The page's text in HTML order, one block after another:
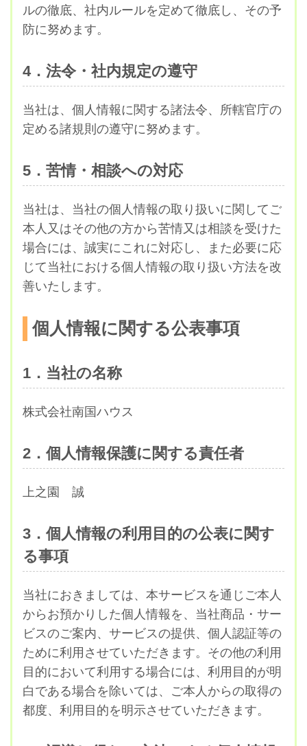
ルの徹底、社内ルールを定めて徹底し、その予
防に努めます。
4．法令・社内規定の遵守
当社は、個人情報に関する諸法令、所轄官庁の
定める諸規則の遵守に努めます。
5．苦情・相談への対応
当社は、当社の個人情報の取り扱いに関してご
本人又はその他の方から苦情又は相談を受けた
場合には、誠実にこれに対応し、また必要に応
じて当社における個人情報の取り扱い方法を改
善いたします。
個人情報に関する公表事項
1．当社の名称
株式会社南国ハウス
2．個人情報保護に関する責任者
上之園 誠
3．個人情報の利用目的の公表に関す
る事項
当社におきましては、本サービスを通じご本人
からお預かりした個人情報を、当社商品・サー
ビスのご案内、サービスの提供、個人認証等の
ために利用させていただきます。その他の利用
目的において利用する場合には、利用目的が明
白である場合を除いては、ご本人からの取得の
都度、利用目的を明示させていただきます。